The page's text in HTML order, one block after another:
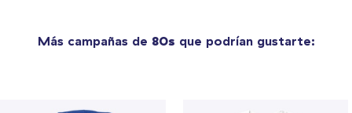
Más campañas de 80s que podrían gustarte: